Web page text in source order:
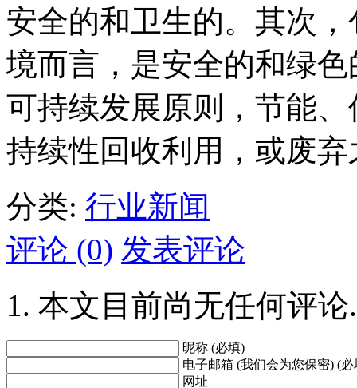
安全的和卫生的。其次
境而言，是安全的和绿
可持续发展原则，节能
持续性回收利用，或废
分类: 行业新闻
评论 (0) 发表评论
本文目前尚无任何评论.
昵称 (必填)
电子邮箱 (我们会为您保密) (必
网址